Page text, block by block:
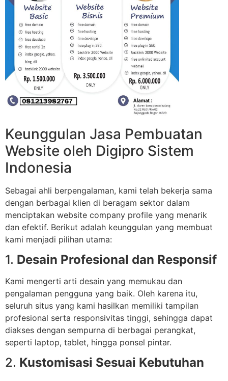
Keunggulan Jasa Pembuatan
Website oleh Digipro Sistem
Indonesia
Sebagai ahli berpengalaman, kami telah bekerja sama
dengan berbagai klien di beragam sektor dalam
menciptakan website company profile yang menarik
dan efektif. Berikut adalah keunggulan yang membuat
kami menjadi pilihan utama:
1. Desain Profesional dan Responsif
Kami mengerti arti desain yang memukau dan
pengalaman pengguna yang baik. Oleh karena itu,
seluruh situs yang kami hasilkan memiliki tampilan
profesional serta responsivitas tinggi, sehingga dapat
diakses dengan sempurna di berbagai perangkat,
seperti laptop, tablet, hingga ponsel pintar.
2. Kustomisasi Sesuai Kebutuhan